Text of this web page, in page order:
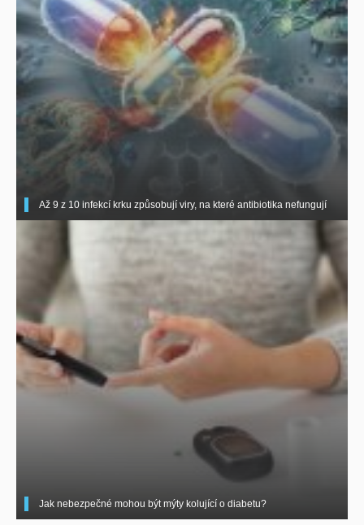
Až 9 z 10 infekcí krku způsobují viry, na které antibiotika nefungují
Jak nebezpečné mohou být mýty kolující o diabetu?